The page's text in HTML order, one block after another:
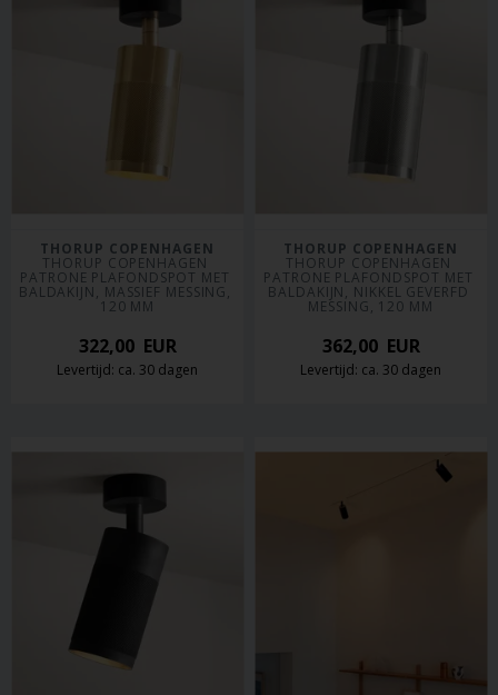
THORUP COPENHAGEN
THORUP COPENHAGEN
PATRONE PLAFONDSPOT MET
BALDAKIJN, MASSIEF MESSING,
120 MM
322,00EUR
Levertijd: ca. 30 dagen
THORUP COPENHAGEN
THORUP COPENHAGEN
PATRONE PLAFONDSPOT MET
BALDAKIJN, NIKKEL GEVERFD
MESSING, 120 MM
362,00EUR
Levertijd: ca. 30 dagen